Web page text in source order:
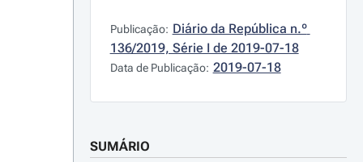
Publicação: Diário da República n.º
136/2019, Série I de 2019-07-18
Data de Publicação: 2019-07-18
SUMÁRIO